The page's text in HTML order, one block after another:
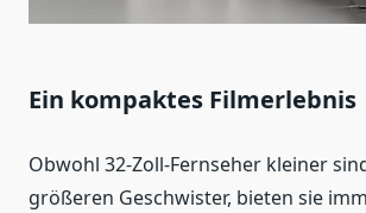
Ein kompaktes Filmerlebnis
Obwohl 32-Zoll-Fernseher kleiner
größeren Geschwister, bieten sie